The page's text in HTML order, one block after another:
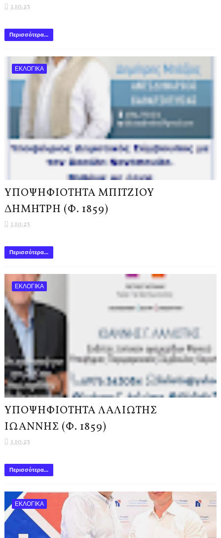
1.10.23
Περισσότερα...
ΕΚΛΟΓΙΚΑ
ΥΠΟΨΗΦΙΟΤΗΤΑ ΜΠΙΤΖΙΟΥ
ΔΗΜΗΤΡΗ (Φ. 1859)
1.10.23
Περισσότερα...
ΕΚΛΟΓΙΚΑ
ΥΠΟΨΗΦΙΟΤΗΤΑ ΛΑΛΙΩΤΗΣ
ΙΩΑΝΝΗΣ (Φ. 1859)
1.10.23
Περισσότερα...
ΕΚΛΟΓΙΚΑ